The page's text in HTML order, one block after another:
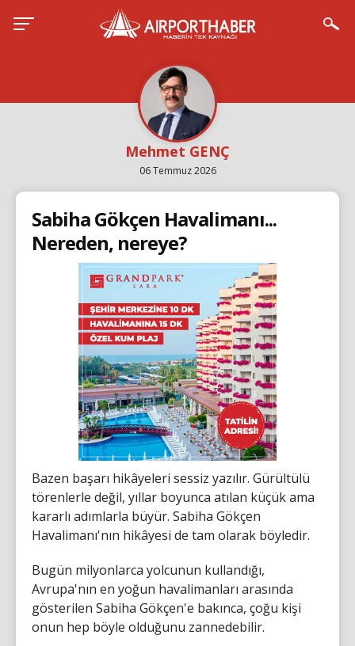
Mehmet GENÇ
06 Temmuz 2026
Sabiha Gökçen Havalimanı...
Nereden, nereye?
Bazen başarı hikâyeleri sessiz yazılır. Gürültülü
törenlerle değil, yıllar boyunca atılan küçük ama
kararlı adımlarla büyür. Sabiha Gökçen
Havalimanı'nın hikâyesi de tam olarak böyledir.
Bugün milyonlarca yolcunun kullandığı,
Avrupa'nın en yoğun havalimanları arasında
gösterilen Sabiha Gökçen'e bakınca, çoğu kişi
onun hep böyle olduğunu zannedebilir.